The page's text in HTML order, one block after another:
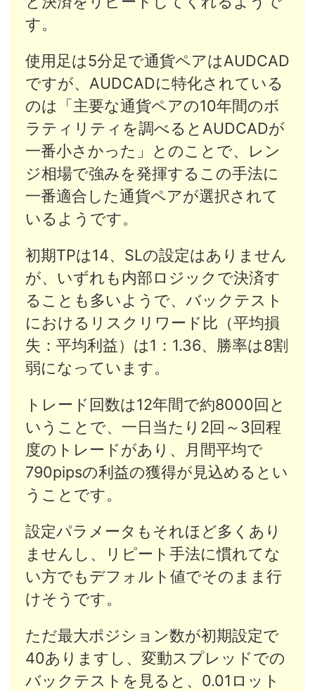
す。
使用足は5分足で通貨ペアはAUDCAD
ですが、AUDCADに特化されている
のは「主要な通貨ペアの10年間のボ
ラティリティを調べるとAUDCADが
一番小さかった」とのことで、レン
ジ相場で強みを発揮するこの手法に
一番適合した通貨ペアが選択されて
いるようです。
初期TPは14、SLの設定はありません
が、いずれも内部ロジックで決済す
ることも多いようで、バックテスト
におけるリスクリワード比（平均損
失：平均利益）は1：1.36、勝率は8割
弱になっています。
トレード回数は12年間で約8000回と
いうことで、一日当たり2回～3回程
度のトレードがあり、月間平均で
790pipsの利益の獲得が見込めるとい
うことです。
設定パラメータもそれほど多くあり
ませんし、リピート手法に慣れてな
い方でもデフォルト値でそのまま行
けそうです。
ただ最大ポジション数が初期設定で
40ありますし、変動スプレッドでの
バックテストを見ると、0.01ロット